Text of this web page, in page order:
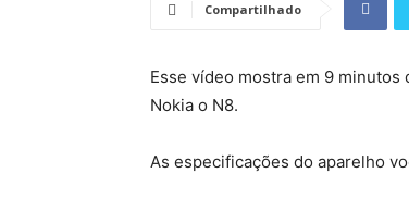
Compartilhado
Esse vídeo mostra em 9
Nokia o N8.
As especificações do aparelho